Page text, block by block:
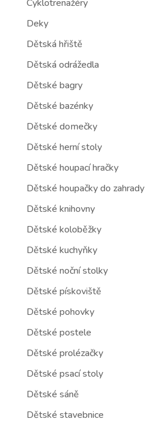
Cyklotrenažéry
Deky
Dětská hřiště
Dětská odrážedla
Dětské bagry
Dětské bazénky
Dětské domečky
Dětské herní stoly
Dětské houpací hračky
Dětské houpačky do zahrady
Dětské knihovny
Dětské koloběžky
Dětské kuchyňky
Dětské noční stolky
Dětské pískoviště
Dětské pohovky
Dětské postele
Dětské prolézačky
Dětské psací stoly
Dětské sáně
Dětské stavebnice